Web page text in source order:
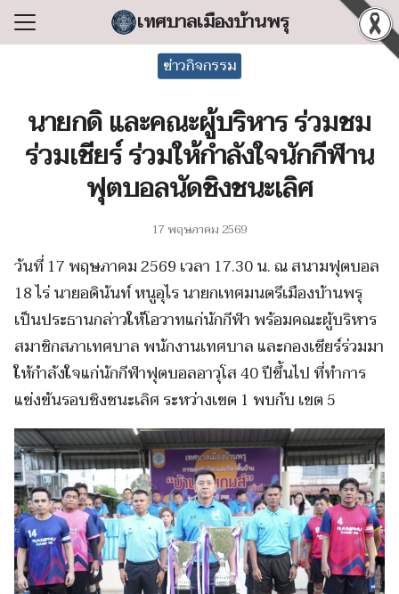
Skip
เทศบาลเมืองบ้านพรุ
ทศบาล
ทศบาล
Search
ข่าวกิจกรรม
นายกดิ และคณะผู้บริหาร ร่วมชม
ร่วมเชียร์ ร่วมให้กำลังใจนักกีฬาน
ฟุตบอลนัดชิงชนะเลิศ
17 พฤษภาคม 2569
วันที่ 17 พฤษภาคม 2569 เวลา 17.30 น. ณ สนามฟุตบอล
18 ไร่ นายอดินันท์ หนูอุไร นายกเทศมนตรีเมืองบ้านพรุ
เป็นประธานกล่าวให้โอวาทแก่นักกีฬา พร้อมคณะผู้บริหาร
สมาชิกสภาเทศบาล พนักงานเทศบาล และกองเชียร์ร่วมมา
ให้กำลังใจแก่นักกีฬาฟุตบอลอาวุโส 40 ปีขึ้นไป ที่ทำการ
แข่งขันรอบชิงชนะเลิศ ระหว่างเขต 1 พบกับ เขต 5